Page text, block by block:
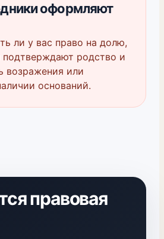
оформляют
ли у вас право на долю,
подтверждают родство и
возражения или
оснований.
правовая